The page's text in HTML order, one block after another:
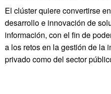
El clúster quiere convertirse
desarrollo e innovación de
información, con el fin de
a los retos en la gestión de la
privado como del sector